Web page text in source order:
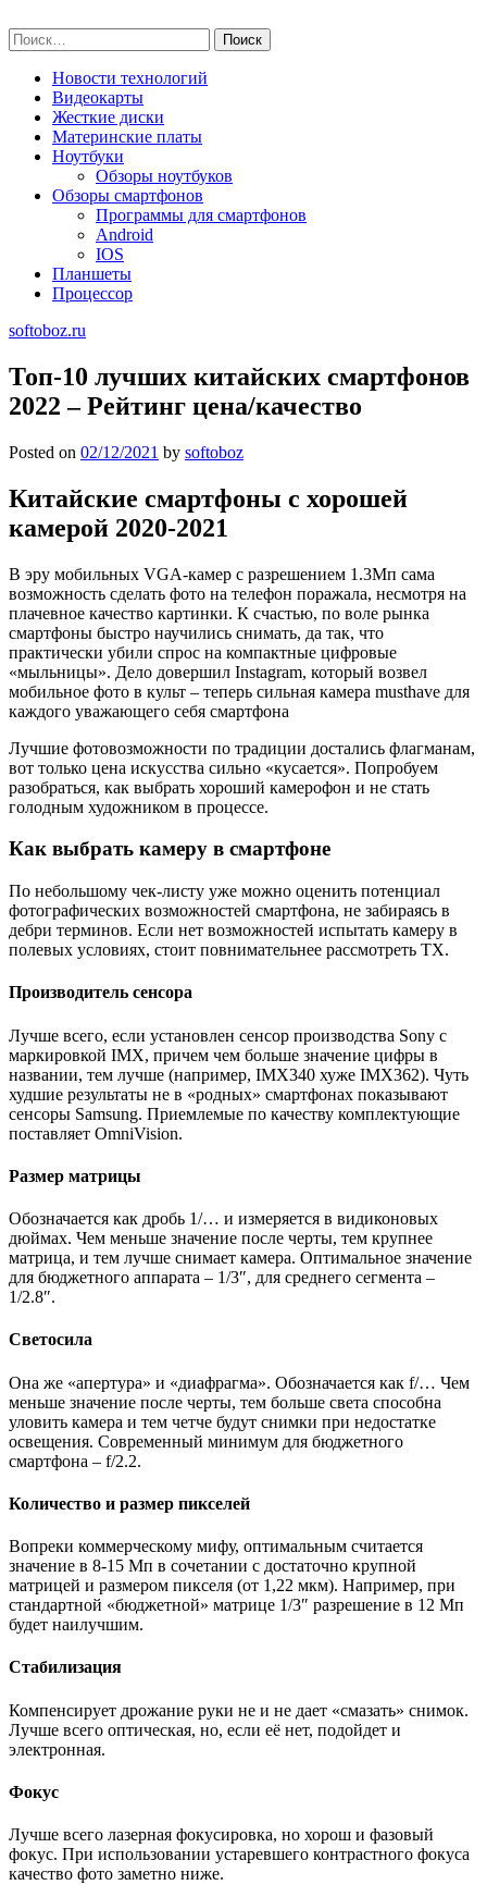
to
content
Найти:
Новости технологий
Видеокарты
Жесткие диски
Материнские платы
Ноутбуки
Обзоры ноутбуков
Обзоры смартфонов
Программы для смартфонов
Android
IOS
Планшеты
Процессор
softoboz.ru
Топ-10 лучших китайских смартфонов
2022 – Рейтинг цена/качество
Posted on 02/12/2021 by softoboz
Китайские смартфоны с хорошей
камерой 2020-2021
В эру мобильных VGA-камер с разрешением 1.3Мп сама
возможность сделать фото на телефон поражала, несмотря на
плачевное качество картинки. К счастью, по воле рынка
смартфоны быстро научились снимать, да так, что
практически убили спрос на компактные цифровые
«мыльницы». Дело довершил Instagram, который возвел
мобильное фото в культ – теперь сильная камера musthave для
каждого уважающего себя смартфона
Лучшие фотовозможности по традиции достались флагманам,
вот только цена искусства сильно «кусается». Попробуем
разобраться, как выбрать хороший камерофон и не стать
голодным художником в процессе.
Как выбрать камеру в смартфоне
По небольшому чек-листу уже можно оценить потенциал
фотографических возможностей смартфона, не забираясь в
дебри терминов. Если нет возможностей испытать камеру в
полевых условиях, стоит повнимательнее рассмотреть ТХ.
Производитель сенсора
Лучше всего, если установлен сенсор производства Sony c
маркировкой IMX, причем чем больше значение цифры в
названии, тем лучше (например, IMX340 хуже IMX362). Чуть
худшие результаты не в «родных» смартфонах показывают
сенсоры Samsung. Приемлемые по качеству комплектующие
поставляет OmniVision.
Размер матрицы
Обозначается как дробь 1/… и измеряется в видиконовых
дюймах. Чем меньше значение после черты, тем крупнее
матрица, и тем лучше снимает камера. Оптимальное значение
для бюджетного аппарата – 1/3″, для среднего сегмента –
1/2.8″.
Светосила
Она же «апертура» и «диафрагма». Обозначается как f/… Чем
меньше значение после черты, тем больше света способна
уловить камера и тем четче будут снимки при недостатке
освещения. Современный минимум для бюджетного
смартфона – f/2.2.
Количество и размер пикселей
Вопреки коммерческому мифу, оптимальным считается
значение в 8-15 Мп в сочетании с достаточно крупной
матрицей и размером пикселя (от 1,22 мкм). Например, при
стандартной «бюджетной» матрице 1/3″ разрешение в 12 Мп
будет наилучшим.
Стабилизация
Компенсирует дрожание руки не и не дает «смазать» снимок.
Лучше всего оптическая, но, если её нет, подойдет и
электронная.
Фокус
Лучше всего лазерная фокусировка, но хорош и фазовый
фокус. При использовании устаревшего контрастного фокуса
качество фото заметно ниже.